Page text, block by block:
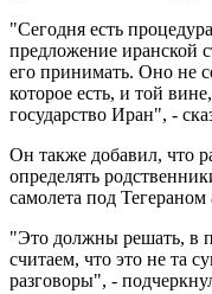
"Сегодня есть
предложение иранской
его принимать. Оно не
которое есть, и той
государство Иран", -
Он также добавил, что
определять
самолета под Тегераном
"Это должны решать, в
считаем, что это не та
разговоры", -